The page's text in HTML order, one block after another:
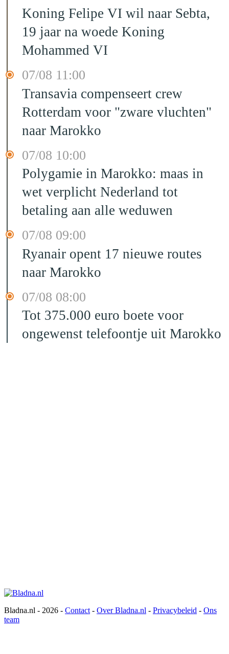
Koning Felipe VI wil naar Sebta,
19 jaar na woede Koning
Mohammed VI
07/08 11:00
Transavia compenseert crew
Rotterdam voor "zware vluchten"
naar Marokko
07/08 10:00
Polygamie in Marokko: maas in
wet verplicht Nederland tot
betaling aan alle weduwen
07/08 09:00
Ryanair opent 17 nieuwe routes
naar Marokko
07/08 08:00
Tot 375.000 euro boete voor
ongewenst telefoontje uit Marokko
Bladna.nl - 2026 - Contact - Over Bladna.nl - Privacybeleid - Ons
team